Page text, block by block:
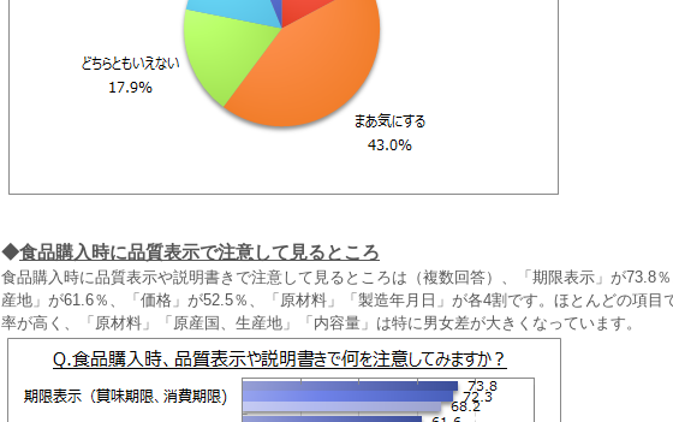
◆食品購入時に品質表示で注意して見るところ
食品購入時に品質表示や説明書きで注意して見るところは（複数回答）、「期限表示」が73.8
産地」が61.6％、「価格」が52.5％、「原材料」「製造年月日」が各4割です。ほとんどの項目
率が高く、「原材料」「原産国、生産地」「内容量」は特に男女差が大きくなっています。